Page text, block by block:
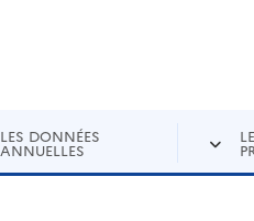
LES DONNÉES
ANNUELLES